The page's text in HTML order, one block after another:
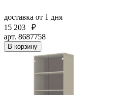
доставка от 1 дня
15 203
₽
арт. 8687758
В корзину